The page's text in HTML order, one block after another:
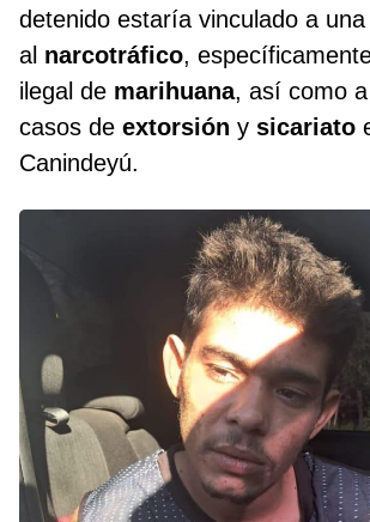
detenido estaría vinculado a
al narcotráfico,
ilegal de marihuana, así como
casos de extorsión y sicariato
Canindeyú.